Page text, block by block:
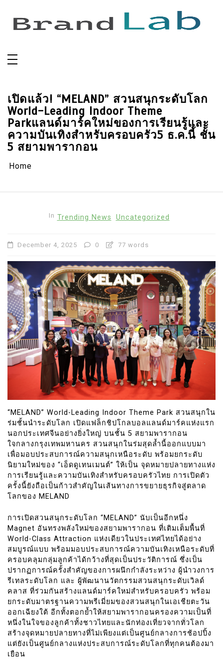
content
เปิดแล้ว! “MELAND” สวนสนุกระดับโลก
World-Leading Indoor Theme
Parkแลนด์มาร์คใหม่ของการเรียนรู้และ
ความบันเทิงสำหรับครอบครัว5 ธ.ค.นี้ ชั้น
5 สยามพารากอน
Home
In Trending News Uncategorized
December 4, 2025 0 77 words
“MELAND” World-Leading Indoor Theme Park สวนสนุกใน
ร่มชั้นนำระดับโลก เปิดแฟล็กชิปโกลบอลแลนด์มาร์คแห่งแรก
นอกประเทศจีนอย่างยิ่งใหญ่ บนชั้น 5 สยามพารากอน
ใจกลางกรุงเทพมหานคร สวนสนุกในร่มสุดล้ำนี้ออกแบบมา
เพื่อมอบประสบการณ์ความสนุกเหนือระดับ พร้อมยกระดับ
นิยามใหม่ของ “เอ็ดดูเทนเมนต์” ให้เป็น จุดหมายปลายทางแห่ง
การเรียนรู้และความบันเทิงสำหรับครอบครัวไทย การเปิดตัว
ครั้งนี้ยังถือเป็นก้าวสำคัญในเส้นทางการขยายธุรกิจสู่ตลาด
โลกของ MELAND
การเปิดสวนสนุกระดับโลก “MELAND” นับเป็นอีกหนึ่ง
Magnet อันทรงพลังใหม่ของสยามพารากอน ที่เติมเต็มพื้นที่
World-Class Attraction แห่งเดียวในประเทศไทยได้อย่าง
สมบูรณ์แบบ พร้อมมอบประสบการณ์ความบันเทิงเหนือระดับที่
ครอบคลุมกลุ่มลูกค้าได้กว้างที่สุดเป็นประวัติการณ์ ซึ่งเป็น
ปรากฏการณ์ครั้งสำคัญของการผนึกกำลังระหว่าง ผู้นำวงการ
รีเทลระดับโลก และ ผู้พัฒนานวัตกรรมสวนสนุกระดับเวิลด์
คลาส ที่ร่วมกันสร้างแลนด์มาร์คใหม่สำหรับครอบครัว พร้อม
ยกระดับมาตรฐานความพรีเมี่ยมของสวนสนุกในเอเชียตะวัน
ออกเฉียงใต้ อีกทั้งตอกย้ำให้สยามพารากอนครองความเป็นที่
หนึ่งในใจของลูกค้าทั้งชาวไทยและนักท่องเที่ยวจากทั่วโลก
สร้างจุดหมายปลายทางที่ไม่เพียงแต่เป็นศูนย์กลางการช้อปปิ้ง
แต่ยังเป็นศูนย์กลางแห่งประสบการณ์ระดับโลกที่ทุกคนต้องมา
เยือน